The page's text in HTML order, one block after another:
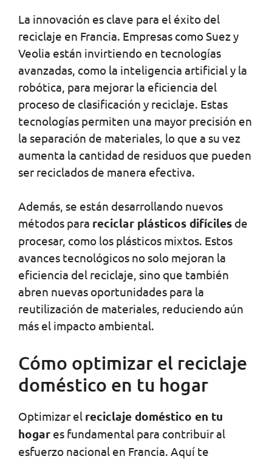
La innovación es clave para el éxito del
reciclaje en Francia. Empresas como Suez y
Veolia están invirtiendo en tecnologías
avanzadas, como la inteligencia artificial y la
robótica, para mejorar la eficiencia del
proceso de clasificación y reciclaje. Estas
tecnologías permiten una mayor precisión en
la separación de materiales, lo que a su vez
aumenta la cantidad de residuos que pueden
ser reciclados de manera efectiva.
Además, se están desarrollando nuevos
métodos para reciclar plásticos difíciles de
procesar, como los plásticos mixtos. Estos
avances tecnológicos no solo mejoran la
eficiencia del reciclaje, sino que también
abren nuevas oportunidades para la
reutilización de materiales, reduciendo aún
más el impacto ambiental.
Cómo optimizar el reciclaje
doméstico en tu hogar
Optimizar el reciclaje doméstico en tu
hogar es fundamental para contribuir al
esfuerzo nacional en Francia. Aquí te